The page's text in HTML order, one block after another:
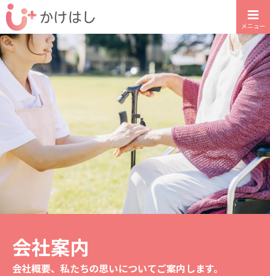
メニュー
会社案内
会社概要、私たちの思いについてご案内します。